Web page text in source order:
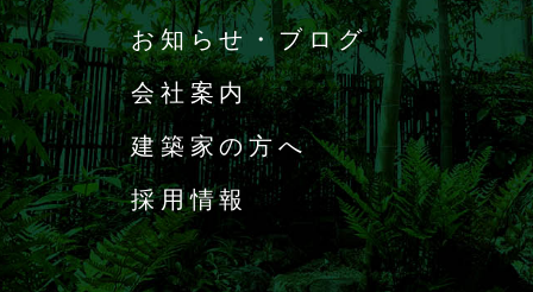
お知らせ・ブログ
会社案内
建築家の方へ
採用情報